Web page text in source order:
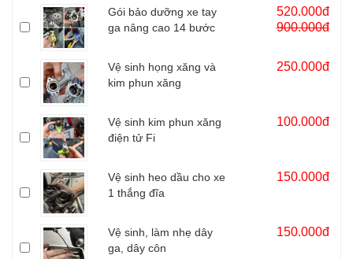
Gói bảo dưỡng xe tay
ga nâng cao 14 bước
520.000đ
900.000đ
Vệ sinh họng xăng và
kim phun xăng
250.000đ
Vệ sinh kim phun xăng
điện tử Fi
100.000đ
Vệ sinh heo dầu cho xe
1 thắng đĩa
150.000đ
Vệ sinh, làm nhẹ dây
ga, dây côn
150.000đ